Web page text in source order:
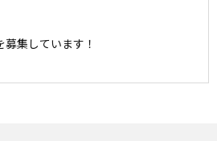
集しています！